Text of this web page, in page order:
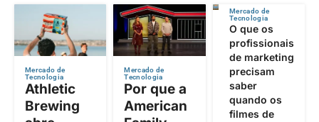
Mercado de
Tecnologia
Athletic
Brewing
Mercado de
Tecnologia
Por que a
American
Mercado de
Tecnologia
O que os
profissionais
de marketing
precisam
saber
quando os
filmes de